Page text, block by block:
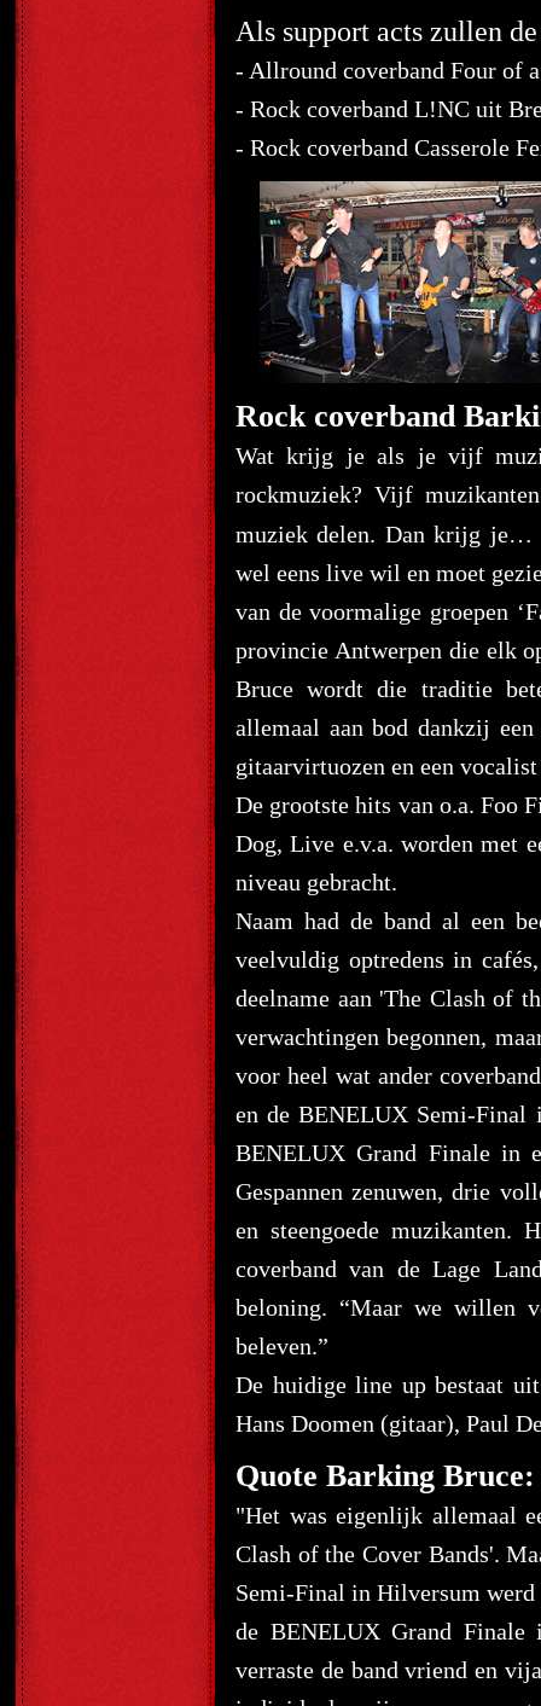
Als support acts zullen
- Allround coverband Four of
- Rock coverband L!NC uit
- Rock coverband Casserole
Rock coverband
Wat krijg je als je vijf
rockmuziek? Vijf
muziek delen. Dan krijg je…
wel eens live wil en moet
van de voormalige groepen
provincie Antwerpen die elk
Bruce wordt die traditie
allemaal aan bod dankzij een
gitaarvirtuozen en een
De grootste hits van o.a. Foo
Dog, Live e.v.a. worden met
niveau gebracht.
Naam had de band al een
veelvuldig optredens in
deelname aan 'The Clash of
verwachtingen begonnen,
voor heel wat ander
en de BENELUX Semi-Final
BENELUX Grand Finale in
Gespannen zenuwen, drie
en steengoede
coverband van de Lage
beloning. “Maar we willen
beleven.”
De huidige line up bestaat
Hans Doomen (gitaar), Paul
Quote Barking Bruce:
"Het was eigenlijk allemaal
Clash of the Cover Bands'.
Semi-Final in Hilversum werd
de BENELUX Grand Finale
verraste de band vriend en